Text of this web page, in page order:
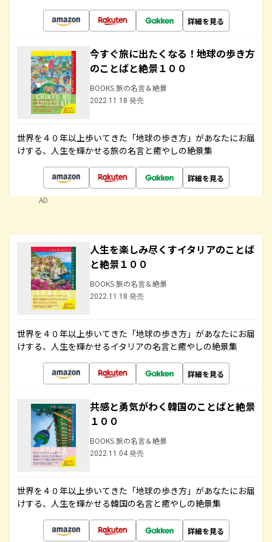
詳細を見る
今すぐ旅に出たくなる！地球の歩き方
のことばと絶景１００
BOOKS 旅の名言＆絶景
2022.11.18 発売
世界を４０年以上歩いてきた「地球の歩き方」があなたにお届
けする、人生を輝かせる旅の名言と癒やしの絶景集
詳細を見る
AD
人生を楽しみ尽くすイタリアのことば
と絶景１００
BOOKS 旅の名言＆絶景
2022.11.18 発売
世界を４０年以上歩いてきた「地球の歩き方」があなたにお届
けする、人生を輝かせるイタリアの名言と癒やしの絶景集
詳細を見る
共感と勇気がわく韓国のことばと絶景
１００
BOOKS 旅の名言＆絶景
2022.11.04 発売
世界を４０年以上歩いてきた「地球の歩き方」があなたにお届
けする、人生を輝かせる韓国の名言と癒やしの絶景集
詳細を見る